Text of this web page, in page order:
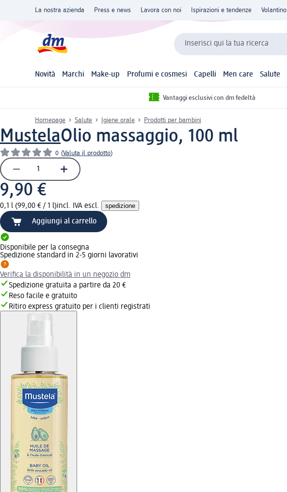
La nostra azienda Press e news Lavora con noi Ispirazioni e tendenze Volantino
Inserisci qui la tua ricerca
Novità Marchi Make-up Profumi e cosmesi Capelli Men care Salute
Vantaggi esclusivi con dm fedeltà
Homepage Salute Igiene orale Prodotti per bambini
MustelaOlio massaggio, 100 ml
0 (Valuta il prodotto)
9,90 €
0,1 l (99,00 € / 1 l)incl. IVA escl. spedizione
Aggiungi al carrello
Disponibile per la consegna
Spedizione standard in 2-5 giorni lavorativi
Verifica la disponibilità in un negozio dm
Spedizione gratuita a partire da 20 €
Reso facile e gratuito
Ritiro express gratuito per i clienti registrati